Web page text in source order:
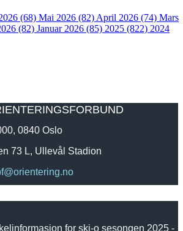
(68) Mai 2026 (82) April 2026 (74) Mars
(82) Januar 2026 (85) 2025 (822) 2024
0840 Oslo
73 L, Ullevål Stadion
for ski-o sesongen 2025 -